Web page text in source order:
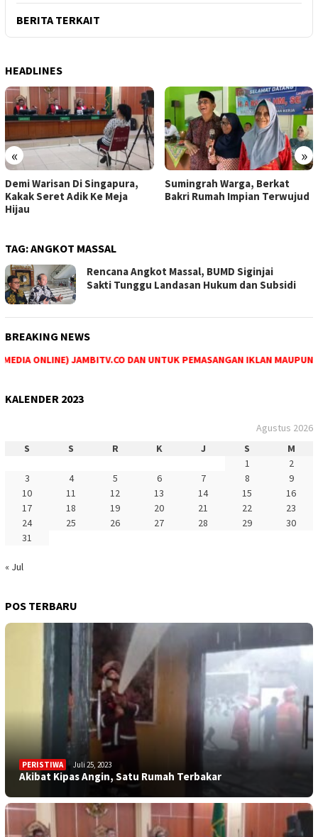
BERITA TERKAIT
HEADLINES
« »
Sumingrah Warga, Berkat
Bakri Rumah Impian Terwujud
Satu Lagi Jemaah Haji Asal
Tebo Meninggal Dunia
TAG:ANGKOT MASSAL
Rencana Angkot Massal, BUMD Siginjai
Sakti Tunggu Landasan Hukum dan Subsidi
BREAKING NEWS
ONLINE) JAMBITV.CO DAN UNTUK PEMASANGAN IKLAN MAUPUN
KALENDER 2023
Agustus 2026
S
S R K J S
M
1
2
3
4 5 6 7 8
9
10
11 12 13 14 15
16
17
18 19 20 21 22
23
24
25 26 27 28 29
30
31
« Jul
POS TERBARU
PERISTIWA Juli 25, 2023
Akibat Kipas Angin, Satu Rumah Terbakar